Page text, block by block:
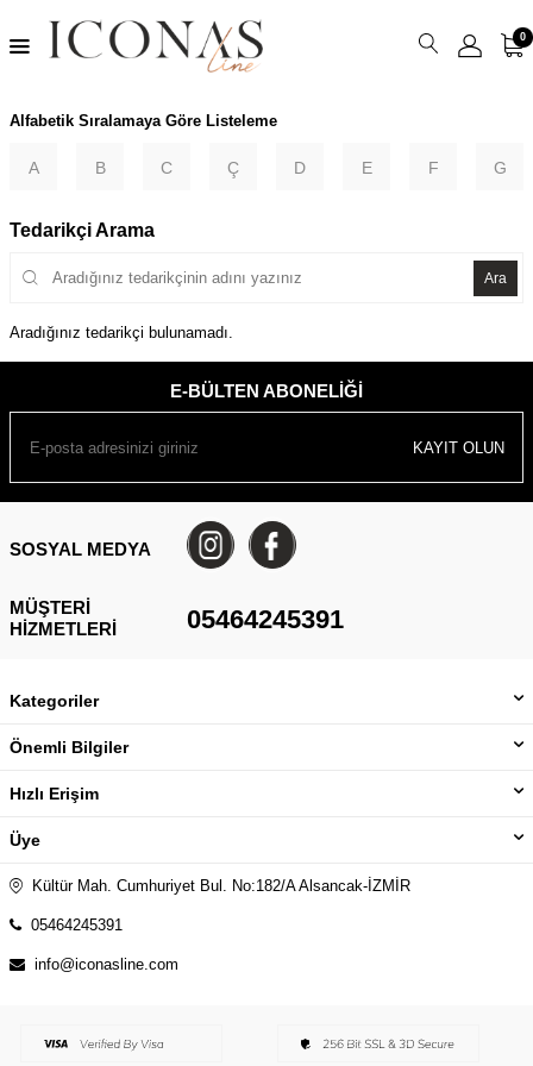
0
Alfabetik Sıralamaya Göre Listeleme
A B C Ç D E F G
Tedarikçi Arama
Ara
Aradığınız tedarikçi bulunamadı.
E-BÜLTEN ABONELIĞI
KAYIT OLUN
SOSYAL MEDYA
MÜŞTERI
HIZMETLERI
05464245391
Kategoriler
Önemli Bilgiler
Hızlı Erişim
Üye
Kültür Mah. Cumhuriyet Bul. No:182/A Alsancak-İZMİR
05464245391
info@iconasline.com